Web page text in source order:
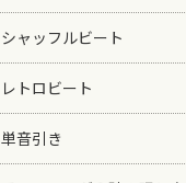
シャッフルビート
レトロビート
単音引き